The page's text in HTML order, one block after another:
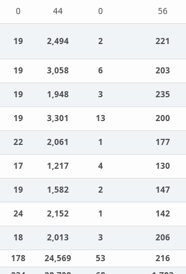
0 44 0 56
19 2,494 2 221
19 3,058 6
203
19 1,948 3
235
19 3,301 13
200
22 2,061 1
177
17 1,217 4
130
19 1,582 2
147
24 2,152 1
142
18 2,013 3
206
178 24,569 53
216